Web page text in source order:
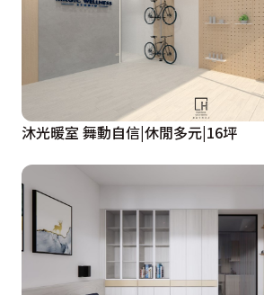
沐光暖室 舞動自信|休閒多元|16坪